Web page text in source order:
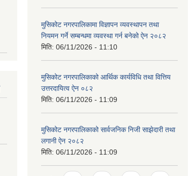
मुसिकोट नगरपालिकामा विज्ञापन व्यवस्थापन तथा
नियमन गर्ने सम्बन्धमा व्यवस्था गर्न बनेको ऐन २०८२
मिति: 06/11/2026 - 11:10
मुसिकोट नगरपालिकाको आर्थिक कार्यविधि तथा वित्तिय
उत्तरदायित्व ऐन ०८२
मिति: 06/11/2026 - 11:09
मुसिकोट नगरपालिकाको सार्वजनिक निजी साझेदारी तथा
लगानी ऐन २०८२
मिति: 06/11/2026 - 11:09